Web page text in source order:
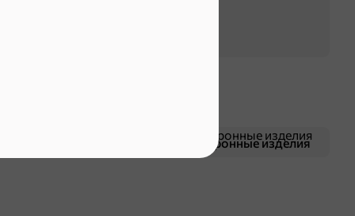
специи, приправы
Макаронные изделия